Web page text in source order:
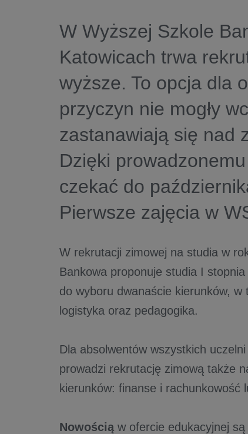
W Wyższej Szkole
Katowicach trwa
wyższe. To opcja dla
przyczyn nie mogły
zastanawiają się nad
Dzięki
czekać do
Pierwsze zajęcia w
W rekrutacji zimowej na studia w
Bankowa proponuje studia I
do wyboru dwanaście kierunków,
logistyka oraz pedagogika.
Dla absolwentów wszystkich
prowadzi rekrutację zimową także
kierunków: finanse i rachunkowość
Nowością w ofercie edukacyjnej